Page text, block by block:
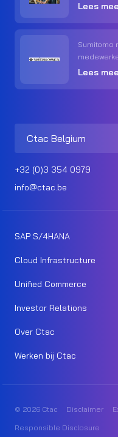
Lees
Sumitomo
Lees
Ctac Belgium
+32 (0)3 354 0979
info@ctac.be
SAP S/4HANA
Cloud Infrastructure
Unified Commerce
Investor Relations
Over Ctac
Werken bij Ctac
© 2026 Ctac Disclaimer
Responsible Disclosure